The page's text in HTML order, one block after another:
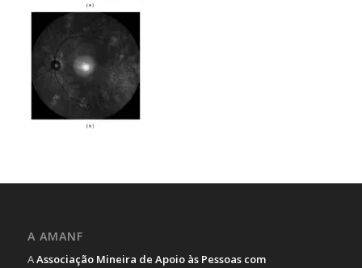
A AMANF
AAssociação Mineira de Apoio às Pessoas com